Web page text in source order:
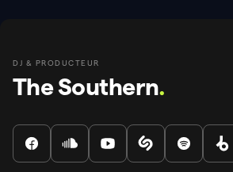
DJ & PRODUCTEUR
The Southern.